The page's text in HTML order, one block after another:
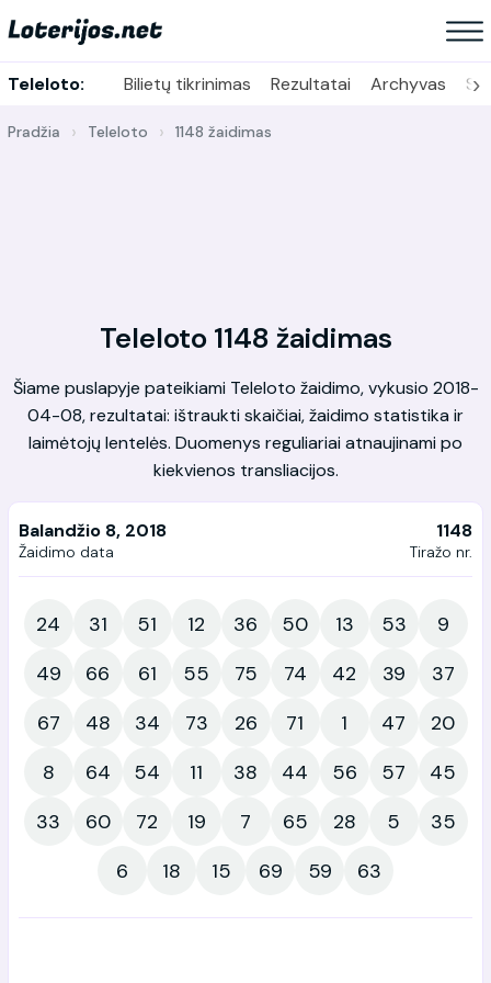
Teleloto: Bilietų tikrinimas Rezultatai Archyvas ›
Pradžia Teleloto 1148 žaidimas
Teleloto 1148 žaidimas
Šiame puslapyje pateikiami Teleloto žaidimo, vykusio 2018-
04-08, rezultatai: ištraukti skaičiai, žaidimo statistika ir
laimėtojų lentelės. Duomenys reguliariai atnaujinami po
kiekvienos transliacijos.
Balandžio 8, 2018
Žaidimo data
1148
Tiražo nr.
24 31 51 12 36 50 13 53
9
49
66 61 55 75 74 42 39
37
67
48 34 73 26 71 1 47
20
8
64 54 11 38 44 56 57
45
33
60 72 19 7 65 28 5
35
6
18 15 69 59 63